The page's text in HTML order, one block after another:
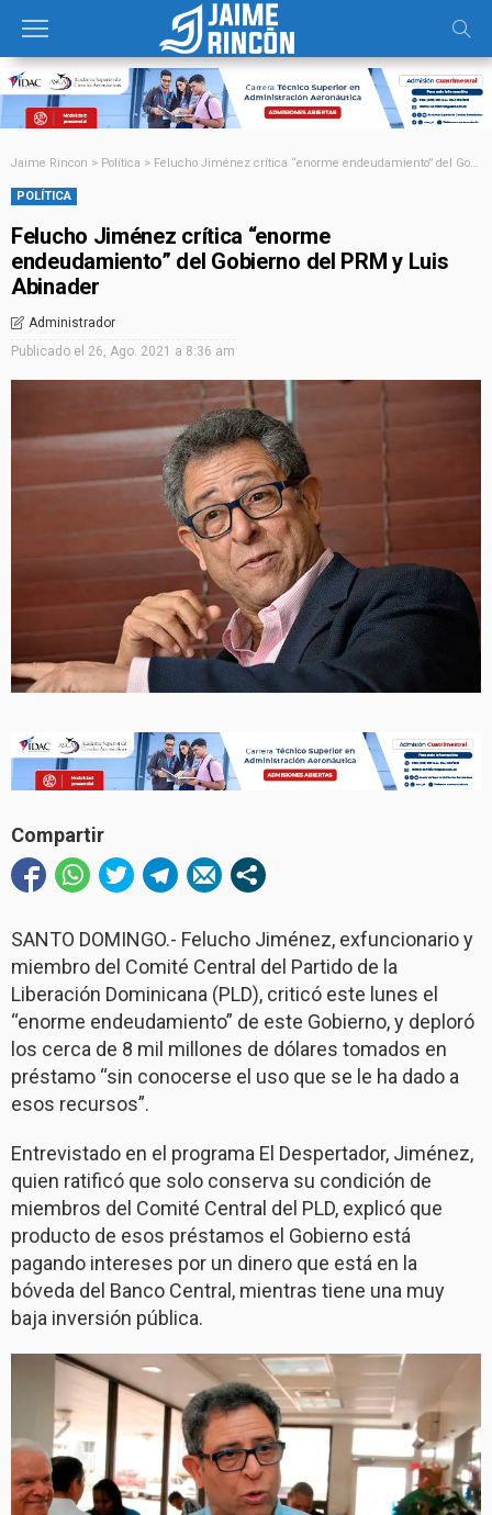
Jaime Rincon > Política > Felucho Jiménez crítica “enorme endeudamiento” del Gobierno del PRM y Luis Abinader
POLÍTICA
Felucho Jiménez crítica “enorme
endeudamiento” del Gobierno del PRM y Luis
Abinader
Administrador
Publicado el 26, Ago. 2021 a 8:36 am
Compartir
SANTO DOMINGO.- Felucho Jiménez, exfuncionario y
miembro del Comité Central del Partido de la
Liberación Dominicana (PLD), criticó este lunes el
“enorme endeudamiento” de este Gobierno, y deploró
los cerca de 8 mil millones de dólares tomados en
préstamo “sin conocerse el uso que se le ha dado a
esos recursos”.
Entrevistado en el programa El Despertador, Jiménez,
quien ratificó que solo conserva su condición de
miembros del Comité Central del PLD, explicó que
producto de esos préstamos el Gobierno está
pagando intereses por un dinero que está en la
bóveda del Banco Central, mientras tiene una muy
baja inversión pública.